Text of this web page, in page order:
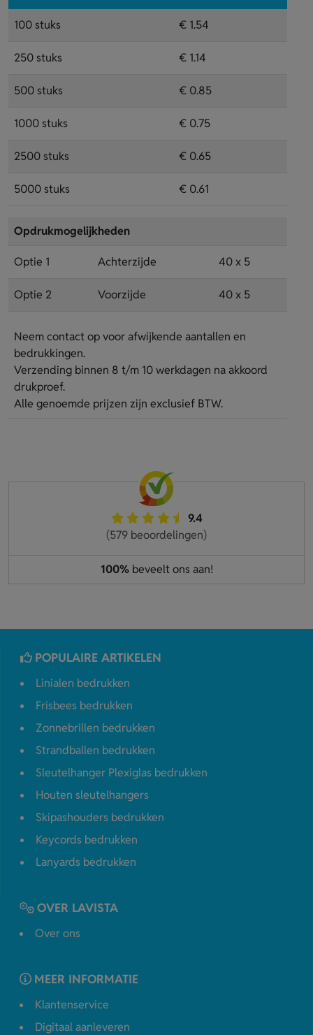
100 stuks € 1.54
250 stuks € 1.14
500 stuks € 0.85
1000 stuks € 0.75
2500 stuks € 0.65
5000 stuks € 0.61
Opdrukmogelijkheden
Optie 1 Achterzijde 40 x 5
Optie 2 Voorzijde 40 x 5
Neem contact op voor afwijkende aantallen en
bedrukkingen.
Verzending binnen 8 t/m 10 werkdagen na akkoord
drukproef.
Alle genoemde prijzen zijn exclusief BTW.
9.4
(579 beoordelingen)
100%beveelt ons aan!
POPULAIRE ARTIKELEN
Linialen bedrukken
Frisbees bedrukken
Zonnebrillen bedrukken
Strandballen bedrukken
Sleutelhanger Plexiglas bedrukken
Houten sleutelhangers
Skipashouders bedrukken
Keycords bedrukken
Lanyards bedrukken
OVER LAVISTA
Over ons
MEER INFORMATIE
Klantenservice
Digitaal aanleveren